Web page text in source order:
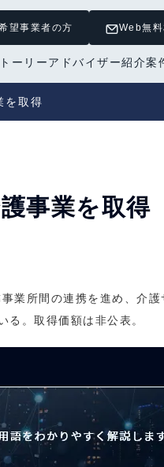
望事業者の方 Web無料
ーリーアドバイザー紹介案
を取得
事業を取得
業所間の連携を進め、介護
。取得価額は非公表。